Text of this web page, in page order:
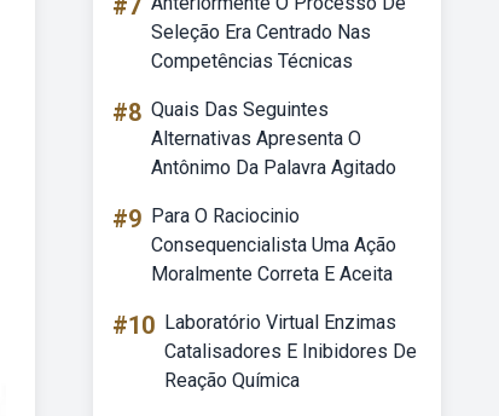
#7
Seleção Era Centrado Nas
Competências Técnicas
#8 Quais Das Seguintes
Alternativas Apresenta O
Antônimo Da Palavra Agitado
#9 Para O Raciocinio
Consequencialista Uma Ação
Moralmente Correta E Aceita
#10 Laboratório Virtual Enzimas
Catalisadores E Inibidores De
Reação Química